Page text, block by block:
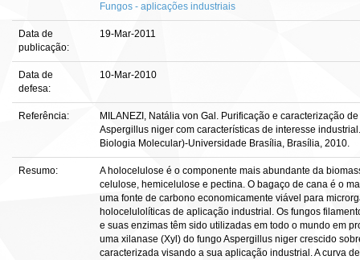
Fungos - aplicações industriais
Data de
publicação:
19-Mar-2011
Data de
defesa:
10-Mar-2010
Referência:
MILANEZI, Natália von Gal. Purificação e caracterização
Aspergillus niger com características de interesse
Biologia Molecular)-Universidade Brasília, Brasília, 2010.
Resumo:
A holocelulose é o componente mais abundante da
celulose, hemicelulose e pectina. O bagaço de cana é o
uma fonte de carbono economicamente viável para
holocelulolíticas de aplicação industrial. Os fungos
e suas enzimas têm sido utilizadas em todo o mundo em
uma xilanase (Xyl) do fungo Aspergillus niger crescido
caracterizada visando a sua aplicação industrial. A curva